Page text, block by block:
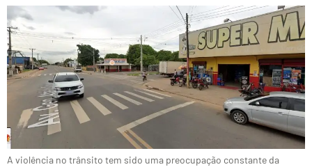
A violência no trânsito tem sido uma preocupação constante da